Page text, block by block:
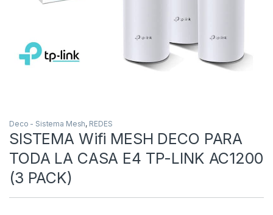
Deco - Sistema Mesh, REDES
SISTEMA Wifi MESH DECO PARA
TODA LA CASA E4 TP-LINK AC1200
(3 PACK)